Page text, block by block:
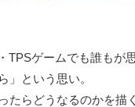
TPSゲームでも誰もが
」という思い。
たらどうなるのかを描